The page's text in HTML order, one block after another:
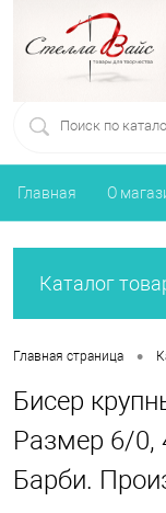
Главная О
Каталог
Главная страница •
Бисер
Размер 6/
Барби.